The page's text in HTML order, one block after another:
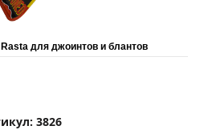
для джоинтов и блантов
3826